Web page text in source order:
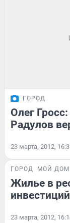
ГОРОД
Олег
Радулов
23 марта, 2012,
ГОРОД МОЙ ДОМ
Жилье в
инвестиций
23 марта, 2012,